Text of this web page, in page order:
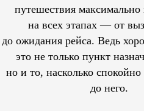
путешествия
на всех этапах — от
до ожидания рейса. Ведь
это не только пункт
но и то, насколько
до него.